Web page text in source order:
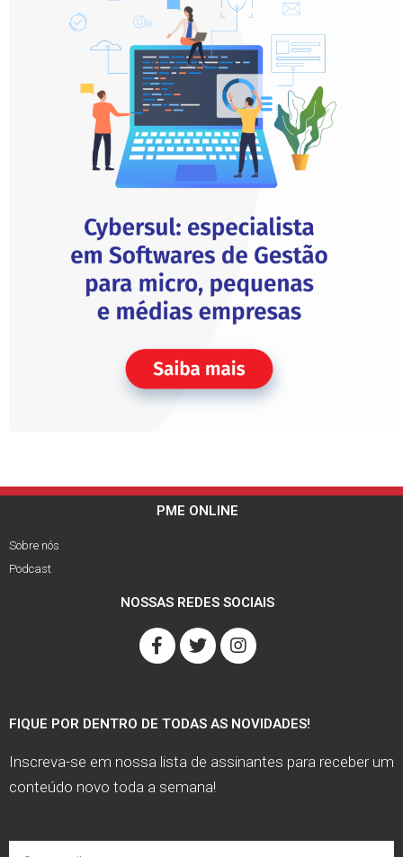
PME ONLINE
Sobre nós
Podcast
NOSSAS REDES SOCIAIS
FIQUE POR DENTRO DE TODAS AS NOVIDADES!
Inscreva-se em nossa lista de assinantes para receber um
conteúdo novo toda a semana!